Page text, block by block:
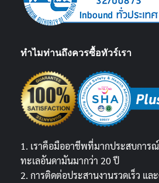
ทำไมท่านถึงควรซื้อทัวร์เรา
1. เราคือมืออาชีพที่มากประสบการณ์
ทะเลอันดามันมากว่า 20 ปี
2. การติดต่อประสานงานรวดเร็ว แล